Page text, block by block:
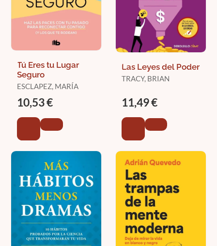
Tú Eres tu Lugar
Seguro
ESCLAPEZ, MARÍA
10,53 €
Las Leyes del Poder
TRACY, BRIAN
11,49 €